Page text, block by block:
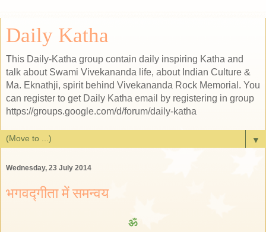
Daily Katha
This Daily-Katha group contain daily inspiring Katha and
talk about Swami Vivekananda life, about Indian Culture &
Ma. Eknathji, spirit behind Vivekananda Rock Memorial. You
can register to get Daily Katha email by registering in group
https://groups.google.com/d/forum/daily-katha
▼
Wednesday, 23 July 2014
भगवद्गीता में समन्वय
ॐ